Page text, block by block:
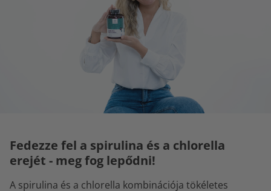
Fedezze fel a spirulina és a chlorella
erejét - meg fog lepődni!
A spirulina és a chlorella kombinációja tökéletes